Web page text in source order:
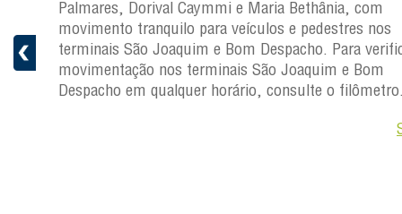
a
Palmares, Dorival Caymmi e Maria Bethânia, com
movimento tranquilo para veículos e pedestres
terminais São Joaquim e Bom Despacho. Para
movimentação nos terminais São Joaquim e Bom
Despacho em qualquer horário, consulte o